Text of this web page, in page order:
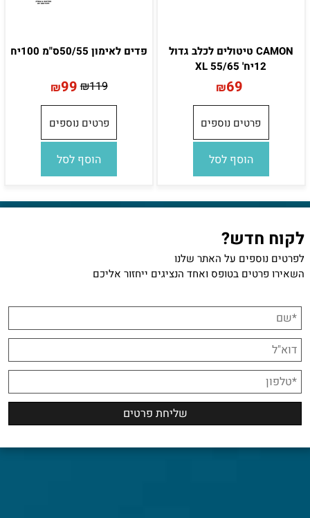
CAMON טיטולים לכלב גדול
12יח' 55/65 XL
₪69
פרטים נוספים
הוסף לסל
פדים לאימון 50/55ס"מ 100יח
₪119
₪99
פרטים נוספים
הוסף לסל
לקוח חדש?
לפרטים נוספים על האתר שלנו
השאירו פרטים בטופס ואחד הנציגים ייחזור אליכם